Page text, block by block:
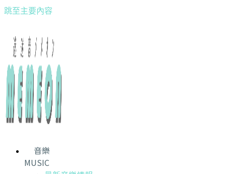
跳至主要內容
音樂
MUSIC